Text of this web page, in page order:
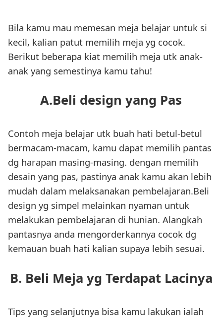
Bila kamu mau memesan meja belajar untuk si
kecil, kalian patut memilih meja yg cocok.
Berikut beberapa kiat memilih meja utk anak-
anak yang semestinya kamu tahu!
A.Beli design yang Pas
Contoh meja belajar utk buah hati betul-betul
bermacam-macam, kamu dapat memilih pantas
dg harapan masing-masing. dengan memilih
desain yang pas, pastinya anak kamu akan lebih
mudah dalam melaksanakan pembelajaran.Beli
design yg simpel melainkan nyaman untuk
melakukan pembelajaran di hunian. Alangkah
pantasnya anda mengorderkannya cocok dg
kemauan buah hati kalian supaya lebih sesuai.
B. Beli Meja yg Terdapat Lacinya
Tips yang selanjutnya bisa kamu lakukan ialah